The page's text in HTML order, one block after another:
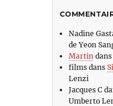
Nadine
de Yeon
Martin dans
filmsdans
Lenzi
Jacques C
Umberto